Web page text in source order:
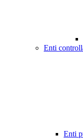
Enti
Enti